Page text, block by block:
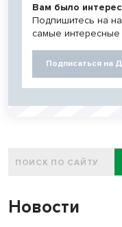
Вам было
Подпишитесь на
самые интересные
Подписаться на
Новости